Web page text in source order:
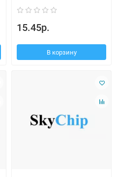
15.45р.
В корзину